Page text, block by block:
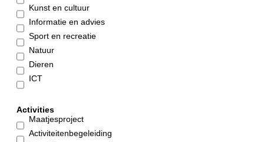
Kunst en cultuur
Informatie en advies
Sport en recreatie
Natuur
Dieren
ICT
Activities
Maatjesproject
Activiteitenbegeleiding